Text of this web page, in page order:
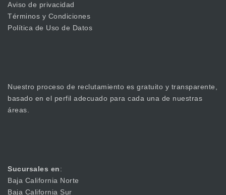
Aviso de privacidad
Términos y Condiciones
Política de Uso de Datos
Nuestro proceso de reclutamiento es gratuito y transparente,
basado en el perfil adecuado para cada una de nuestras
áreas.
Sucursales en:
Baja California Norte
Baja California Sur